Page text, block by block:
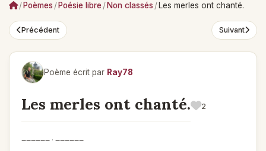
/ Poèmes / Poésie libre/ Non classés / Les merles ont chanté.
Précédent Suivant
Poème écrit par Ray78
Les merles ont chanté. 2
______ . ______